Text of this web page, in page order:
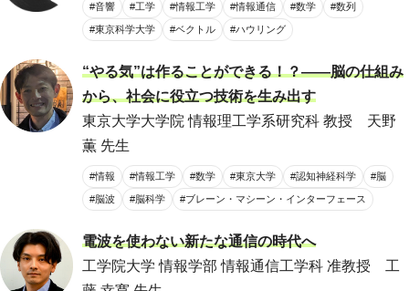
#音響 #工学 #情報工学 #情報通信 #数学 #数列
#東京科学大学 #ベクトル #ハウリング
“やる気”は作ることができる！？――脳の仕組み
から、社会に役立つ技術を生み出す
東京大学大学院 情報理工学系研究科 教授 天野
薫 先生
#情報 #情報工学 #数学 #東京大学 #認知神経科学 #脳
#脳波 #脳科学 #ブレーン・マシーン・インターフェース
電波を使わない新たな通信の時代へ
工学院大学 情報学部 情報通信工学科 准教授 工